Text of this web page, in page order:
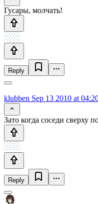
Гусары, молчать!
Reply
klubben Sep 13 2010 at
Зато когда соседи сверху
Reply